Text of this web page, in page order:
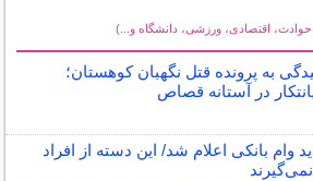
اقتصادی، ورزشی، دانشگاه و...)
به پرونده قتل نگهبان کوهستان؛
در آستانه قصاص
وام بانکی اعلام شد/ این دسته از افراد